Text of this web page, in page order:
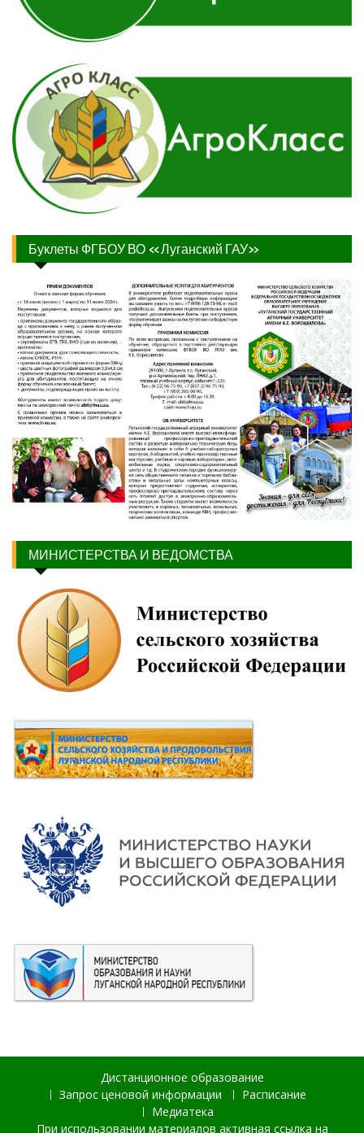
Буклеты ФГБОУ ВО «Луганский ГАУ»
МИНИСТЕРСТВА И ВЕДОМСТВА
Дистанционное образование
Запрос ценовой информации
Расписание
Медиатека
При использовании материалов активная ссылка на